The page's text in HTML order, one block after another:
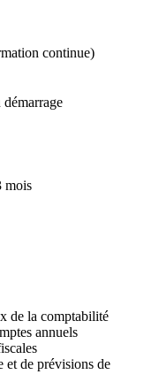
continue)
mois
de la comptabilité
annuels
et de prévisions de